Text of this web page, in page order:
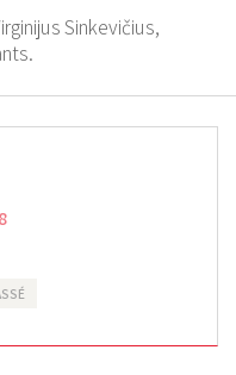
Sinkevičius,